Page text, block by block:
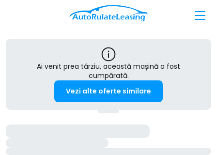
Ai venit prea târziu, această mașină a fost
cumpărată.
Vezi alte oferte similare